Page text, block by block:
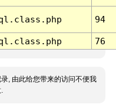
94
76
, 由此给您带来的访问不便我